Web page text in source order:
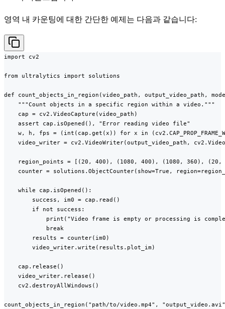
영역 내 카운팅에 대한 간단한 예제는 다음과 같습니다:
import cv2
from ultralytics import solutions
def count_objects_in_region(video_path, output_video_path,
    """Count objects in a specific region within a video."""
    cap = cv2.VideoCapture(video_path)
    assert cap.isOpened(), "Error reading video file"
w, h, fps = (int(cap.get(x)) for x in
video_writer = cv2.VideoWriter(output_video_path,
region_points = [(20, 400), (1080, 400), (1080, 360), (20,
counter = solutions.ObjectCounter(show=True,
    while cap.isOpened():
        success, im0 = cap.read()
        if not success:
print("Video frame is empty or processing is
            break
        results = counter(im0)
        video_writer.write(results.plot_im)
    cap.release()
    video_writer.release()
    cv2.destroyAllWindows()
count_objects_in_region("path/to/video.mp4",